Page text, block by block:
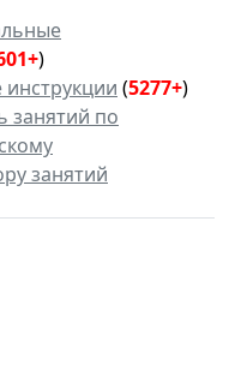
)
(5277+)
занятий по
занятий